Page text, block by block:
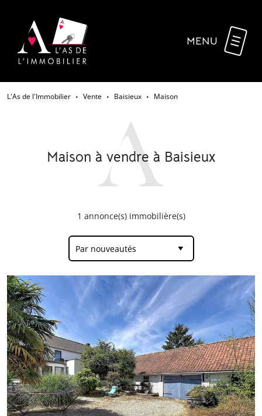
MENU
L'As de l'Immobilier • Vente • Baisieux • Maison
Maison à vendre à Baisieux
1 annonce(s) immobilière(s)
Par nouveautés